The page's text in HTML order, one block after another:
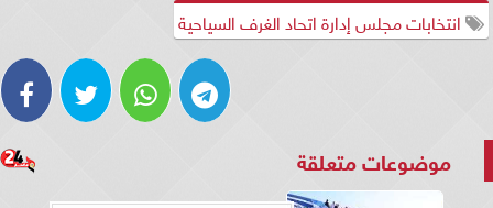
انتخابات مجلس إدارة اتحاد الغرف السياحية
موضوعات متعلقة